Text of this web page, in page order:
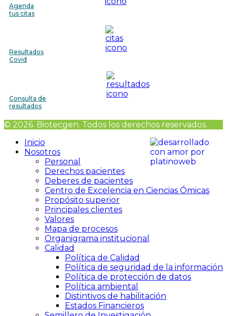
Agenda
tus citas
Resultados
Covid
Consulta de
resultados
© 2026. Biotecgen. Todos los derechos reservados.
Inicio
Nosotros
Personal
Derechos pacientes
Deberes de pacientes
Centro de Excelencia en Ciencias Ómicas
Propósito superior
Principales clientes
Valores
Mapa de procesos
Organigrama institucional
Calidad
Política de Calidad
Política de seguridad de la información
Política de protección de datos
Política ambiental
Distintivos de habilitación
Estados Financieros